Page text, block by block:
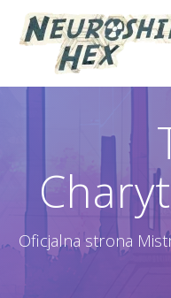
Oficjalna strona